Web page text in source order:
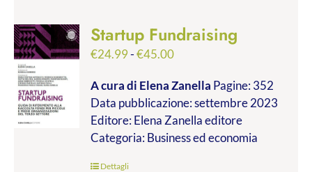
Startup Fundraising
€24.99-€45.00Fascia
prezzo:
da
€24.99
a
A cura di Elena Zanella Pagine: 352
Data pubblicazione: settembre 2023
Editore: Elena Zanella editore
Categoria: Business ed economia
Dettagli